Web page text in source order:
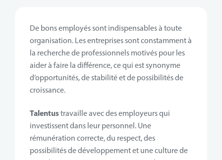
De bons employés sont indispensables à toute
organisation. Les entreprises sont constamment à
la recherche de professionnels motivés pour les
aider à faire la différence, ce qui est synonyme
d’opportunités, de stabilité et de possibilités de
croissance.
Talentustravaille avec des employeurs qui
investissent dans leur personnel. Une
rémunération correcte, du respect, des
possibilités de développement et une culture de